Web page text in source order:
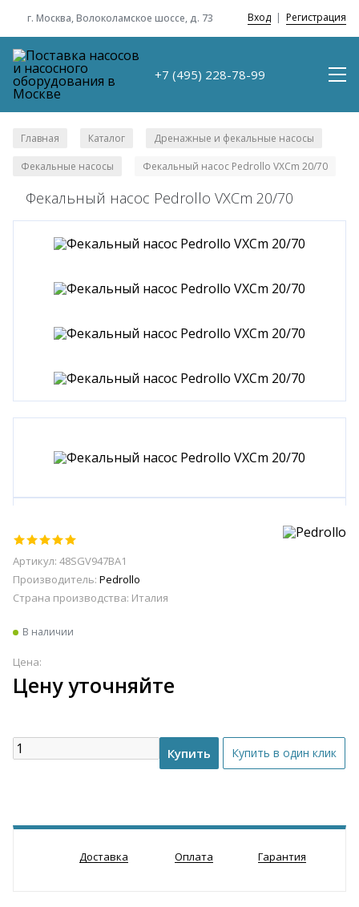
г. Москва, Волоколамское шоссе, д. 73 Вход | Регистрация
+7 (495) 228-78-99
Главная Каталог Дренажные и фекальные насосы
Фекальные насосы
Фекальный насос Pedrollo VXCm 20/70
Фекальный насос Pedrollo VXCm 20/70
Артикул: 48SGV947BA1
Производитель: Pedrollo
Страна производства: Италия
В наличии
Цена:
Цену уточняйте
Доставка Оплата Гарантия